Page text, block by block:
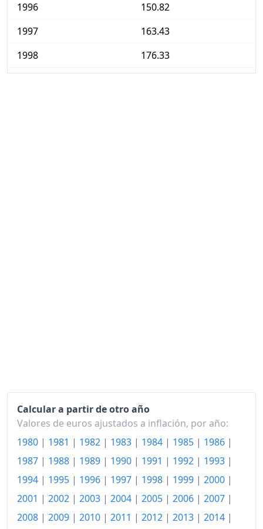
1996
150.82
1997
163.43
1998
176.33
2012
320.01
2013
325.67
2014
326.31
2015
324.60
324.43
2017
329.06
Calcular a partir de otro año
Valores de euros ajustados a inflación, por año:
1980 | 1981 | 1982 | 1983 | 1984 | 1985 | 1986 |
1987 | 1988 | 1989 | 1990 | 1991 | 1992 | 1993 |
1994 | 1995 | 1996 | 1997 | 1998 | 1999 | 2000 |
2001 | 2002 | 2003 | 2004 | 2005 | 2006 | 2007 |
2008 | 2009 | 2010 | 2011 | 2012 | 2013 | 2014 |